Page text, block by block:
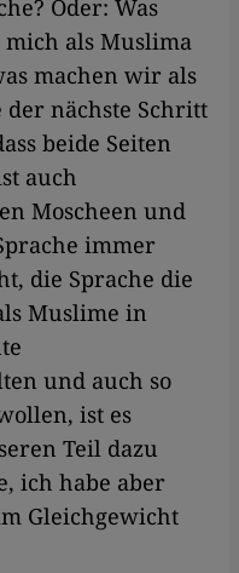
Oder: Was
als Muslima
machen wir als
nächste Schritt
beide Seiten
auch
Moscheen und
immer
die Sprache die
Muslime in
und auch so
ist es
Teil dazu
ich habe aber
Gleichgewicht